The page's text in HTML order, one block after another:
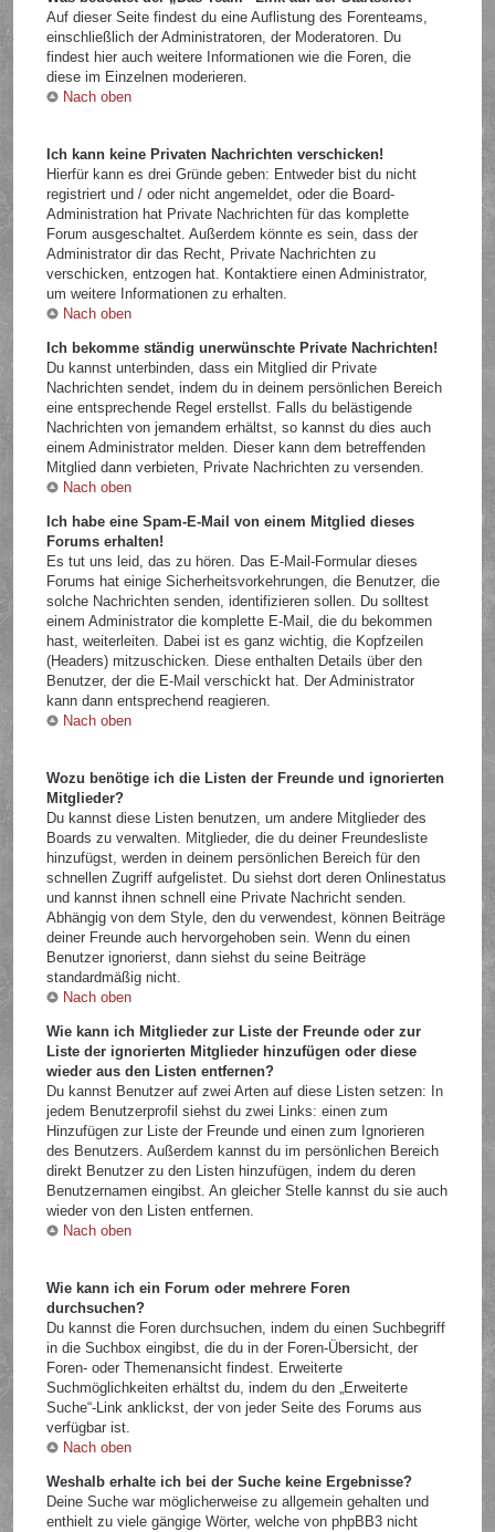
Auf dieser Seite findest du eine Auflistung des Forenteams,
einschließlich der Administratoren, der Moderatoren. Du
findest hier auch weitere Informationen wie die Foren, die
diese im Einzelnen moderieren.
Nach oben
Ich kann keine Privaten Nachrichten verschicken!
Hierfür kann es drei Gründe geben: Entweder bist du nicht
registriert und / oder nicht angemeldet, oder die Board-
Administration hat Private Nachrichten für das komplette
Forum ausgeschaltet. Außerdem könnte es sein, dass der
Administrator dir das Recht, Private Nachrichten zu
verschicken, entzogen hat. Kontaktiere einen Administrator,
um weitere Informationen zu erhalten.
Nach oben
Ich bekomme ständig unerwünschte Private Nachrichten!
Du kannst unterbinden, dass ein Mitglied dir Private
Nachrichten sendet, indem du in deinem persönlichen Bereich
eine entsprechende Regel erstellst. Falls du belästigende
Nachrichten von jemandem erhältst, so kannst du dies auch
einem Administrator melden. Dieser kann dem betreffenden
Mitglied dann verbieten, Private Nachrichten zu versenden.
Nach oben
Ich habe eine Spam-E-Mail von einem Mitglied dieses
Forums erhalten!
Es tut uns leid, das zu hören. Das E-Mail-Formular dieses
Forums hat einige Sicherheitsvorkehrungen, die Benutzer, die
solche Nachrichten senden, identifizieren sollen. Du solltest
einem Administrator die komplette E-Mail, die du bekommen
hast, weiterleiten. Dabei ist es ganz wichtig, die Kopfzeilen
(Headers) mitzuschicken. Diese enthalten Details über den
Benutzer, der die E-Mail verschickt hat. Der Administrator
kann dann entsprechend reagieren.
Nach oben
Wozu benötige ich die Listen der Freunde und ignorierten
Mitglieder?
Du kannst diese Listen benutzen, um andere Mitglieder des
Boards zu verwalten. Mitglieder, die du deiner Freundesliste
hinzufügst, werden in deinem persönlichen Bereich für den
schnellen Zugriff aufgelistet. Du siehst dort deren Onlinestatus
und kannst ihnen schnell eine Private Nachricht senden.
Abhängig von dem Style, den du verwendest, können Beiträge
deiner Freunde auch hervorgehoben sein. Wenn du einen
Benutzer ignorierst, dann siehst du seine Beiträge
standardmäßig nicht.
Nach oben
Wie kann ich Mitglieder zur Liste der Freunde oder zur
Liste der ignorierten Mitglieder hinzufügen oder diese
wieder aus den Listen entfernen?
Du kannst Benutzer auf zwei Arten auf diese Listen setzen: In
jedem Benutzerprofil siehst du zwei Links: einen zum
Hinzufügen zur Liste der Freunde und einen zum Ignorieren
des Benutzers. Außerdem kannst du im persönlichen Bereich
direkt Benutzer zu den Listen hinzufügen, indem du deren
Benutzernamen eingibst. An gleicher Stelle kannst du sie auch
wieder von den Listen entfernen.
Nach oben
Wie kann ich ein Forum oder mehrere Foren
durchsuchen?
Du kannst die Foren durchsuchen, indem du einen Suchbegriff
in die Suchbox eingibst, die du in der Foren-Übersicht, der
Foren- oder Themenansicht findest. Erweiterte
Suchmöglichkeiten erhältst du, indem du den „Erweiterte
Suche“-Link anklickst, der von jeder Seite des Forums aus
verfügbar ist.
Nach oben
Weshalb erhalte ich bei der Suche keine Ergebnisse?
Deine Suche war möglicherweise zu allgemein gehalten und
enthielt zu viele gängige Wörter, welche von phpBB3 nicht